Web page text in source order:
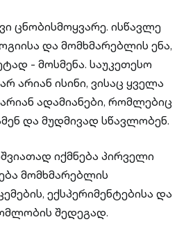
ცნობისმოყვარე. ისწავლე
და მომხმარებლის ენა,
- მოსმენა. საუკეთესო
არიან ისინი, ვისაც ყველა
არიან ადამიანები, რომლებიც
და მუდმივად სწავლობენ.
იქმნება პირველი
მომხმარებლის
ექსპერიმენტებისა და
შედეგად.